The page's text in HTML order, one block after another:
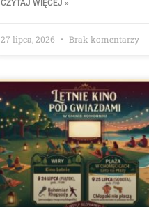
CZYTAJ WIĘCEJ »
27 lipca, 2026 Brak komentarzy